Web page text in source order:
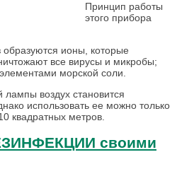
Принцип работы
этого прибора
образуются ионы, которые
все вирусы и микробы;
морской соли.
лампы воздух становится
использовать ее можно только
квадратных метров.
своими